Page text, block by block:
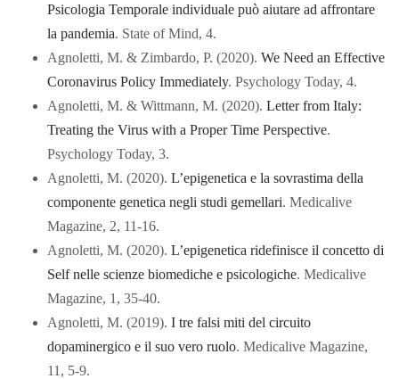
Psicologia Temporale individuale può aiutare ad affrontare
la pandemia. State of Mind, 4.
Agnoletti, M. & Zimbardo, P. (2020).We Need an Effective
Coronavirus Policy Immediately. Psychology Today, 4.
Agnoletti, M. & Wittmann, M. (2020).Letter from Italy:
Treating the Virus with a Proper Time Perspective.
Psychology Today, 3.
Agnoletti, M. (2020).L’epigenetica e la sovrastima della
componente genetica negli studi gemellari. Medicalive
Magazine, 2, 11-16.
Agnoletti, M. (2020).L’epigenetica ridefinisce il concetto di
Self nelle scienze biomediche e psicologiche. Medicalive
Magazine, 1, 35-40.
Agnoletti, M. (2019).I tre falsi miti del circuito
dopaminergico e il suo vero ruolo. Medicalive Magazine,
11, 5-9.